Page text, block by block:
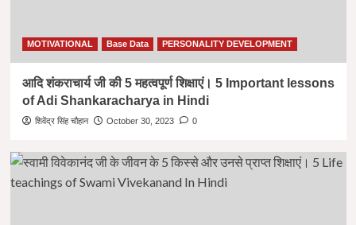
MOTIVATIONAL Base Data PERSONALITY DEVELOPMENT
आदि शंकराचार्य जी की 5 महत्वपूर्ण शिक्षाएं। 5 Important lessons
of Adi Shankaracharya in Hindi
शिवेंद्र सिंह चौहान October 30, 2023 0